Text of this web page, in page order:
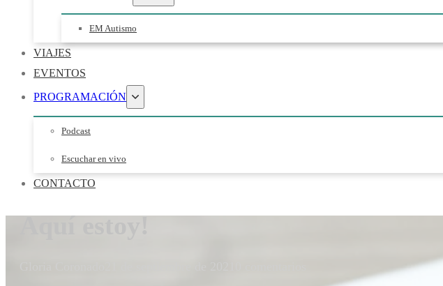
EM Autismo
VIAJES
EVENTOS
PROGRAMACIÓN
Podcast
Escuchar en vivo
CONTACTO
Aquí estoy!